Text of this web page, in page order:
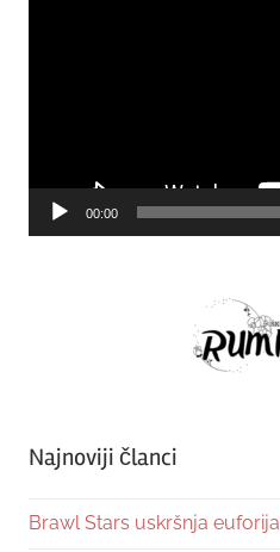
00:00
Najnoviji članci
Brawl Stars uskršnja euforija